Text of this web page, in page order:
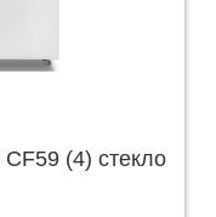
(4) стекло